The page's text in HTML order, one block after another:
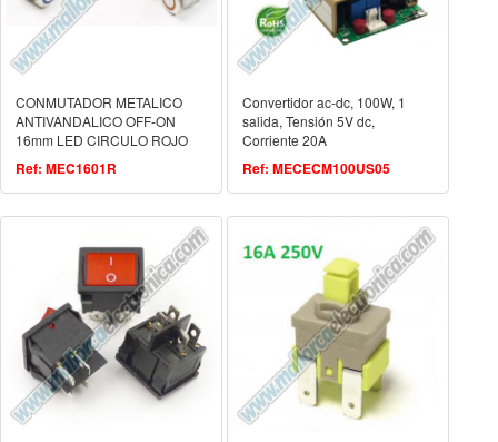
CONMUTADOR METALICO
ANTIVANDALICO OFF-ON
16mm LED CIRCULO ROJO
Ref: MEC1601R
Convertidor ac-dc, 100W, 1
salida, Tensión 5V dc,
Corriente 20A
Ref: MECECM100US05